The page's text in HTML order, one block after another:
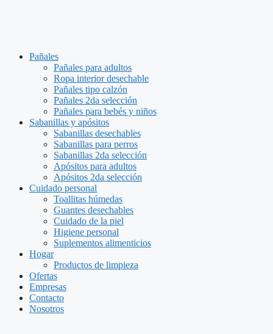
Pañales
Pañales para adultos
Ropa interior desechable
Pañales tipo calzón
Pañales 2da selección
Pañales para bebés y niños
Sabanillas y apósitos
Sabanillas desechables
Sabanillas para perros
Sabanillas 2da selección
Apósitos para adultos
Apósitos 2da selección
Cuidado personal
Toallitas húmedas
Guantes desechables
Cuidado de la piel
Higiene personal
Suplementos alimenticios
Hogar
Productos de limpieza
Ofertas
Empresas
Contacto
Nosotros